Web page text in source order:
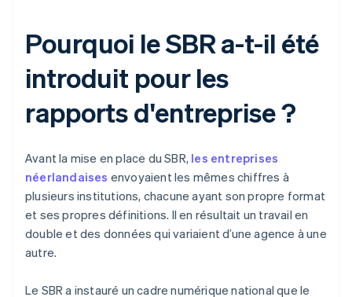
Pourquoi le SBR a-t-il été
introduit pour les
rapports d'entreprise ?
Avant la mise en place du SBR, les entreprises
néerlandaises envoyaient les mêmes chiffres à
plusieurs institutions, chacune ayant son propre format
et ses propres définitions. Il en résultait un travail en
double et des données qui variaient d’une agence à une
autre.
Le SBR a instauré un cadre numérique national que le